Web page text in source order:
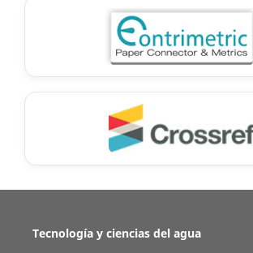
Tecnología y ciencias del agua